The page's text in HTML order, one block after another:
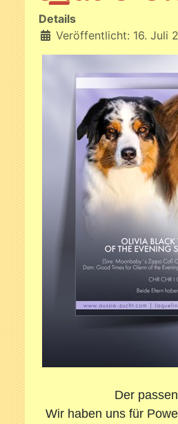
Details
Veröffentlicht: 16. Juli
Der
Wir haben uns für